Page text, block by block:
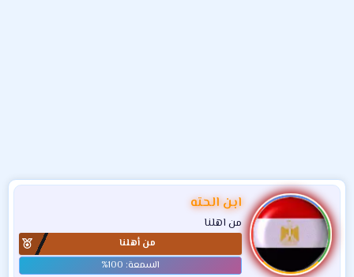
ابن الحته
من اهلنا
من أهلنا